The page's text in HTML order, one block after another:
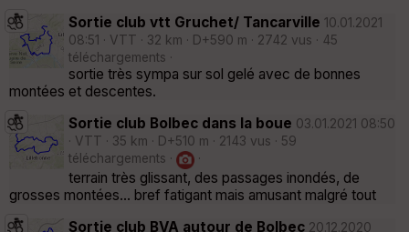
Sortie club vtt Gruchet/ Tancarville 10.01.2021
08:51 · VTT · 32 km · D+590 m · 2742 vus · 45
téléchargements ·
sortie très sympa sur sol gelé avec de bonnes
montées et descentes.
Sortie club Bolbec dans la boue 03.01.2021 08:50
· VTT · 35 km · D+510 m · 2143 vus · 59
téléchargements ·
·
terrain très glissant, des passages inondés, de
grosses montées... bref fatigant mais amusant malgré tout
Sortie club BVA autour de Bolbec 20.12.2020